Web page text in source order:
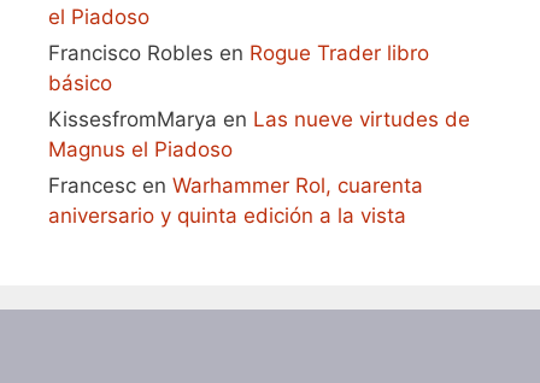
el Piadoso
Francisco Robles en Rogue Trader libro
básico
KissesfromMarya en Las nueve virtudes de
Magnus el Piadoso
Francesc en Warhammer Rol, cuarenta
aniversario y quinta edición a la vista